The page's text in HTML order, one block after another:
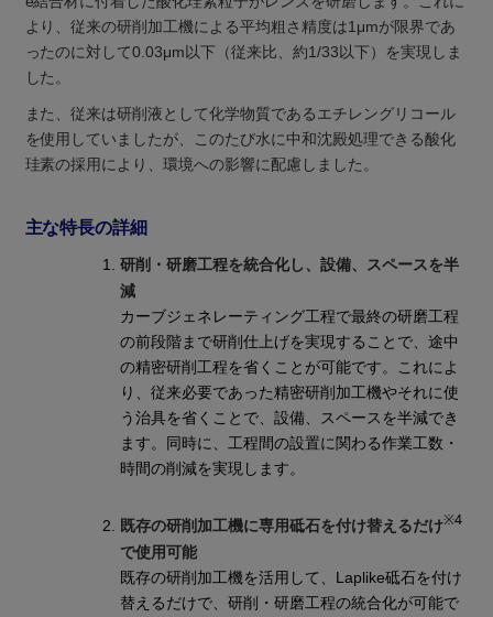
より、従来の研削加工機による平均粗さ精度は1μmが限界であ
ったのに対して0.03μm以下（従来比、約1/33以下）を実現しま
した。
また、従来は研削液として化学物質であるエチレングリコール
を使用していましたが、このたび水に中和沈殿処理できる酸化
珪素の採用により、環境への影響に配慮しました。
主な特長の詳細
研削・研磨工程を統合化し、設備、スペースを半
減
カーブジェネレーティング工程で最終の研磨工程
の前段階まで研削仕上げを実現することで、途中
の精密研削工程を省くことが可能です。これによ
り、従来必要であった精密研削加工機やそれに使
う治具を省くことで、設備、スペースを半減でき
ます。同時に、工程間の設置に関わる作業工数・
時間の削減を実現します。
既存の研削加工機に専用砥石を付け替えるだけ※4
で使用可能
既存の研削加工機を活用して、Laplike砥石を付け
替えるだけで、研削・研磨工程の統合化が可能で